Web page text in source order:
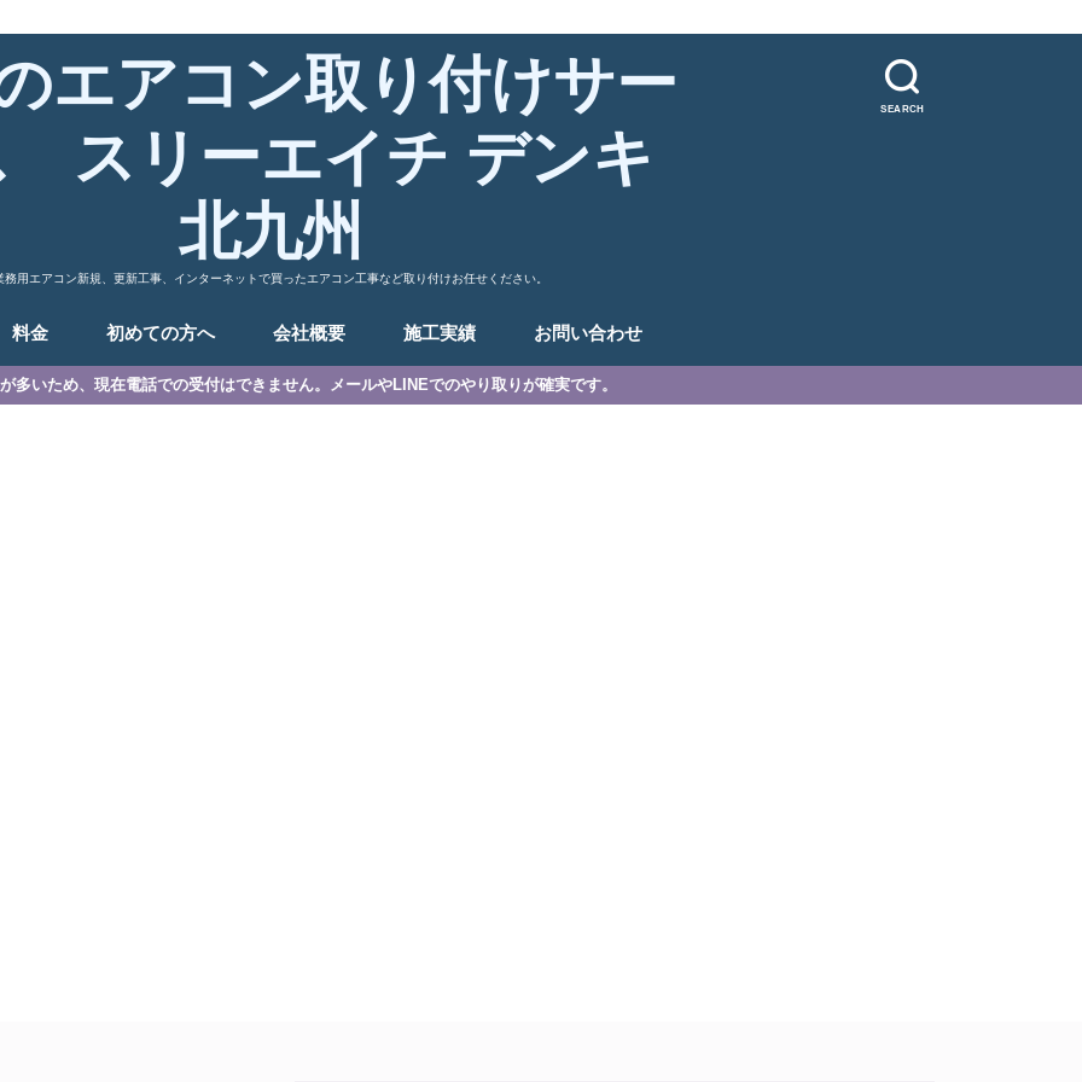
SEARCH
エアコン取り付けサー
スリーエイチ デンキ
北九州
務用エアコン新規、更新工事、インターネットで買ったエアコン工事など取り付けお任せください。
料金 初めての方へ 会社概要 施工実績 お問い合わせ
多いため、現在電話での受付はできません。メールやLINEでのやり取りが確実です。